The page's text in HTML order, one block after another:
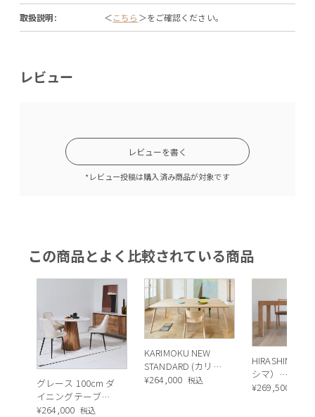
取扱説明: ＜こちら ＞をご確認ください。
レビュー
レビューを書く
*レビュー投稿は購入済み商品が対象です
この商品とよく比較されている商品
グレース 100cm ダ
イニングテーブル [
Japan Limited ]
¥264,000 税込
KARIMOKU NEW
STANDARD (カリモ
クニュースタンダ
¥264,000 税込
HIRASHIMA（
シマ）
CARAMELLA（
¥269,500